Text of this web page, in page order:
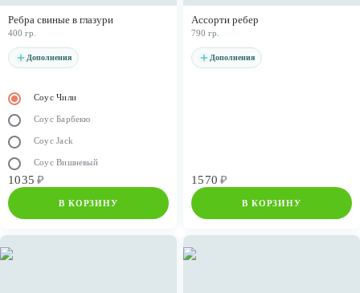
Ребра свиные в глазури
400 гр.
Дополнения
Соус Чили
Соус Барбекю
Соус Jack
Соус Вишневый
1035 ₽
В КОРЗИНУ
Ассорти ребер
790 гр.
Дополнения
1570 ₽
В КОРЗИНУ